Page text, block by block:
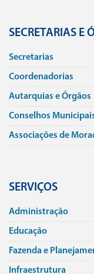
SECRETARIAS E
Secretarias
Coordenadorias
Autarquias e Órgãos
Conselhos
Associações de
SERVIÇOS
Administração
Educação
Fazenda e
Infraestrutura